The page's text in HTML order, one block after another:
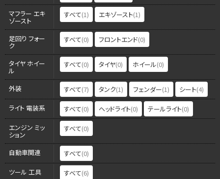
マフラー エキ
ゾースト
すべて(1) エキゾースト(1)
足回り フォー
ク
すべて(0) フロントエンド(0)
タイヤ ホイー
ル
すべて(0) タイヤ(0) ホイール(0)
外装 すべて(7) タンク(1) フェンダー(1) シート(4)
ライト 電装系
すべて(0) ヘッドライト(0) テールライト(0)
エンジン ミッ
ション
すべて(0)
自動車関連 すべて(0)
ツール 工具
すべて(6)